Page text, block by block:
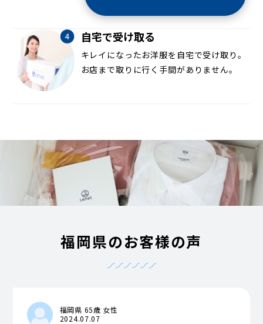
自宅で受け取る
キレイになったお洋服を自宅で受け取り。
お店まで取りに行く手間がありません。
福岡県のお客様の声
福岡県 65歳 女性
2024.07.07